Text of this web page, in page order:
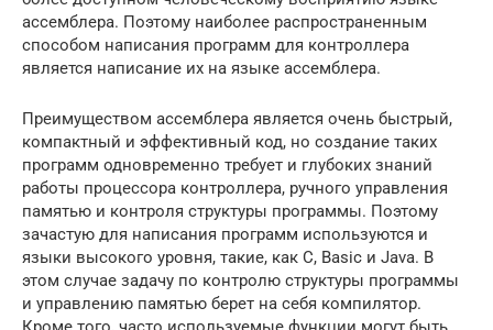
ассемблера. Поэтому наиболее распространенным
способом написания программ для контроллера
является написание их на языке ассемблера.
Преимуществом ассемблера является очень быстрый,
компактный и эффективный код, но создание таких
программ одновременно требует и глубоких знаний
работы процессора контроллера, ручного управления
памятью и контроля структуры программы. Поэтому
зачастую для написания программ используются и
языки высокого уровня, такие, как С, Basic и Java. В
этом случае задачу по контролю структуры программы
и управлению памятью берет на себя компилятор.